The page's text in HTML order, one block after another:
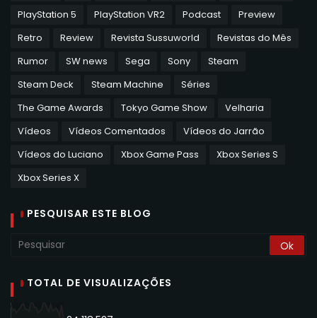
PlayStation 5
PlayStation VR2 Podcast
Preview
Retro
Review Revista Sussuworld
Revistas do Mês
Rumor
SW news Sega Sony
Steam
Steam Deck
Steam Machine
Séries
The Game Awards
Tokyo Game Show
Velharia
Vídeos
Vídeos Comentados
Vídeos do Jarrão
Vídeos do Luciano
Xbox Game Pass
Xbox Series S
Xbox Series X
PESQUISAR ESTE BLOG
TOTAL DE VISUALIZAÇÕES